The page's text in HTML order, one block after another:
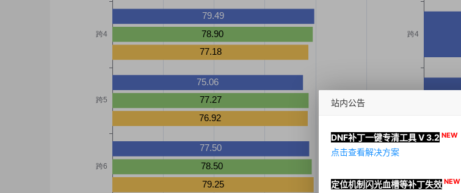
站内公告
DNF补丁一键专清工具 V 3.2 NEW
点击查看解决方案
定位机制闪光血槽等补丁失效 NEW